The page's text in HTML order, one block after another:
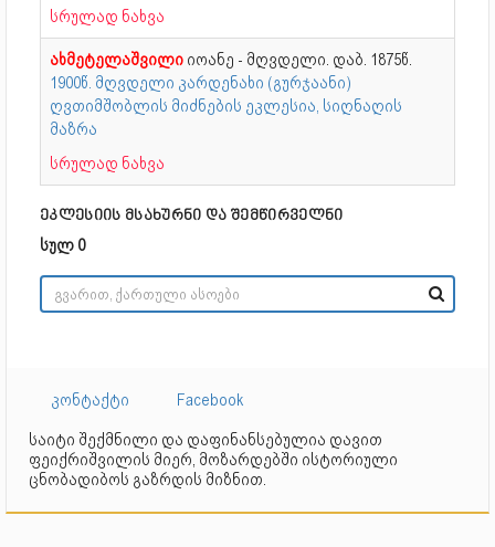
სრულად ნახვა
ახმეტელაშვილი იოანე - მღვდელი. დაბ. 1875წ.
1900წ. მღვდელი კარდენახი (გურჯაანი)
ღვთიმშობლის მიძნების ეკლესია, სიღნაღის
მაზრა
სრულად ნახვა
ეკლესიის მსახურნი და შემწირველნი
სულ 0
კონტაქტი
Facebook
საიტი შექმნილი და დაფინანსებულია დავით
ფეიქრიშვილის მიერ, მოზარდებში ისტორიული
ცნობადიბოს გაზრდის მიზნით.